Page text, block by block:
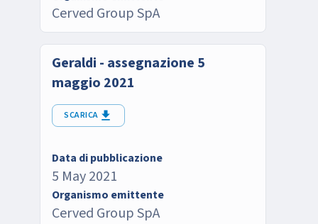
Cerved Group SpA
Geraldi - assegnazione 5
maggio 2021
SCARICA
Data di pubblicazione
5 May 2021
Organismo emittente
Cerved Group SpA